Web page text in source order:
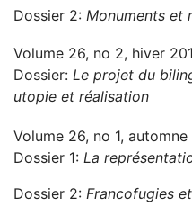
Dossier 2: Monuments et
Volume 26, no 2, hiver
Dossier: Le projet du
utopie et réalisation
Volume 26, no 1, automne
Dossier 1: La
Dossier 2: Francofugies